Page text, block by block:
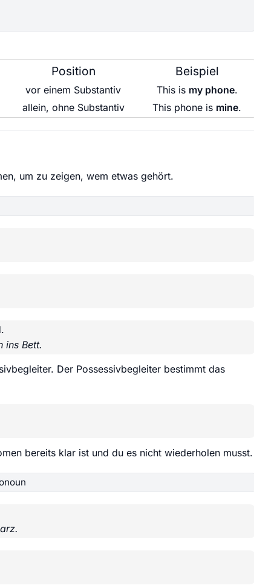
Position Beispiel
vor einem Substantiv This is my phone.
allein, ohne Substantiv This phone is mine.
um zu zeigen, wem etwas gehört.
ins Bett.
Der Possessivbegleiter bestimmt das
bereits klar ist und du es nicht wiederholen musst.